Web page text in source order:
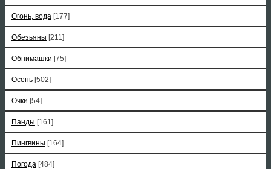
Огонь, вода [177]
Обезьяны [211]
Обнимашки [75]
Осень [502]
Очки [54]
Панды [161]
Пингвины [164]
Погода [484]